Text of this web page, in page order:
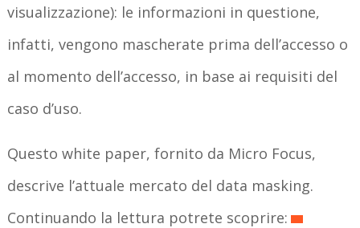
visualizzazione): le informazioni in questione,
infatti, vengono mascherate prima dell’accesso o
al momento dell’accesso, in base ai requisiti del
caso d’uso.
Questo white paper, fornito da Micro Focus,
descrive l’attuale mercato del data masking.
Continuando la lettura potrete scoprire: